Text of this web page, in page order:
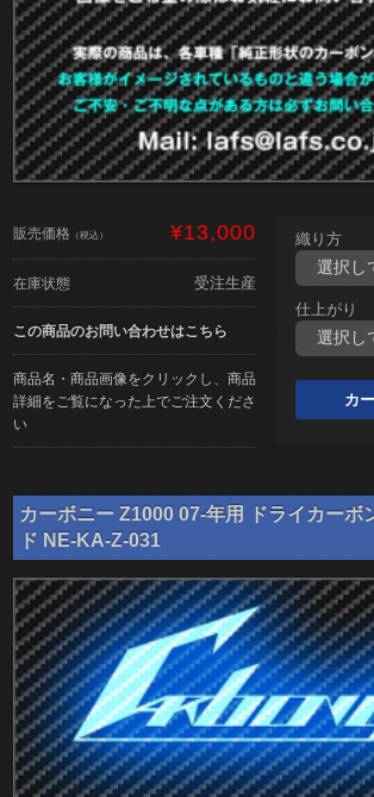
販売価格 （税込） ¥13,000
在庫状態 受注生産
この商品のお問い合わせはこちら
商品名・商品画像をクリックし、商品
詳細をご覧になった上でご注文くださ
い
織り方
仕上がり
カーボニー Z1000 07-年用 ドライカーボ
ド NE-KA-Z-031